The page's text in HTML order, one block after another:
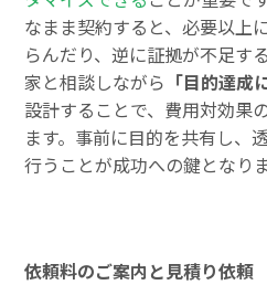
なまま契約すると、必要以上
らんだり、逆に証拠が不足す
家と相談しながら 「目的達成
設計することで、費用対効果
ます。事前に目的を共有し、
行うことが成功への鍵となりま
依頼料のご案内と見積り依頼